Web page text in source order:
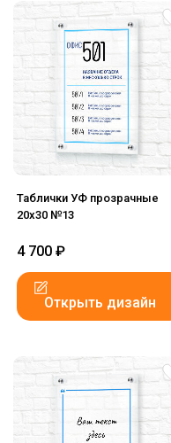
Таблички УФ прозрачные
20x30 №13
4 700 ₽
Открыть дизайн